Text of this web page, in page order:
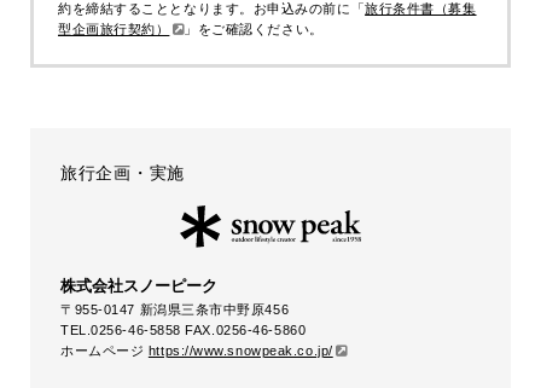
Snow Peak KANUMA Campfield & Spa
集合から解散まで食費（2食分）
会場使用料
キャンプアイテムレンタル費用
ワークショップ体験費用
施設見学および案内費用
各出発地から集合場所および解散場所から各出発地までの交通費
約を締結することとなります。お申込みの前に「旅行条件書（募集
型企画旅行契約）
」をご確認ください。
旅行企画・実施
株式会社スノーピーク
〒955-0147 新潟県三条市中野原456
TEL.0256-46-5858 FAX.0256-46-5860
ホームページ https://www.snowpeak.co.jp/